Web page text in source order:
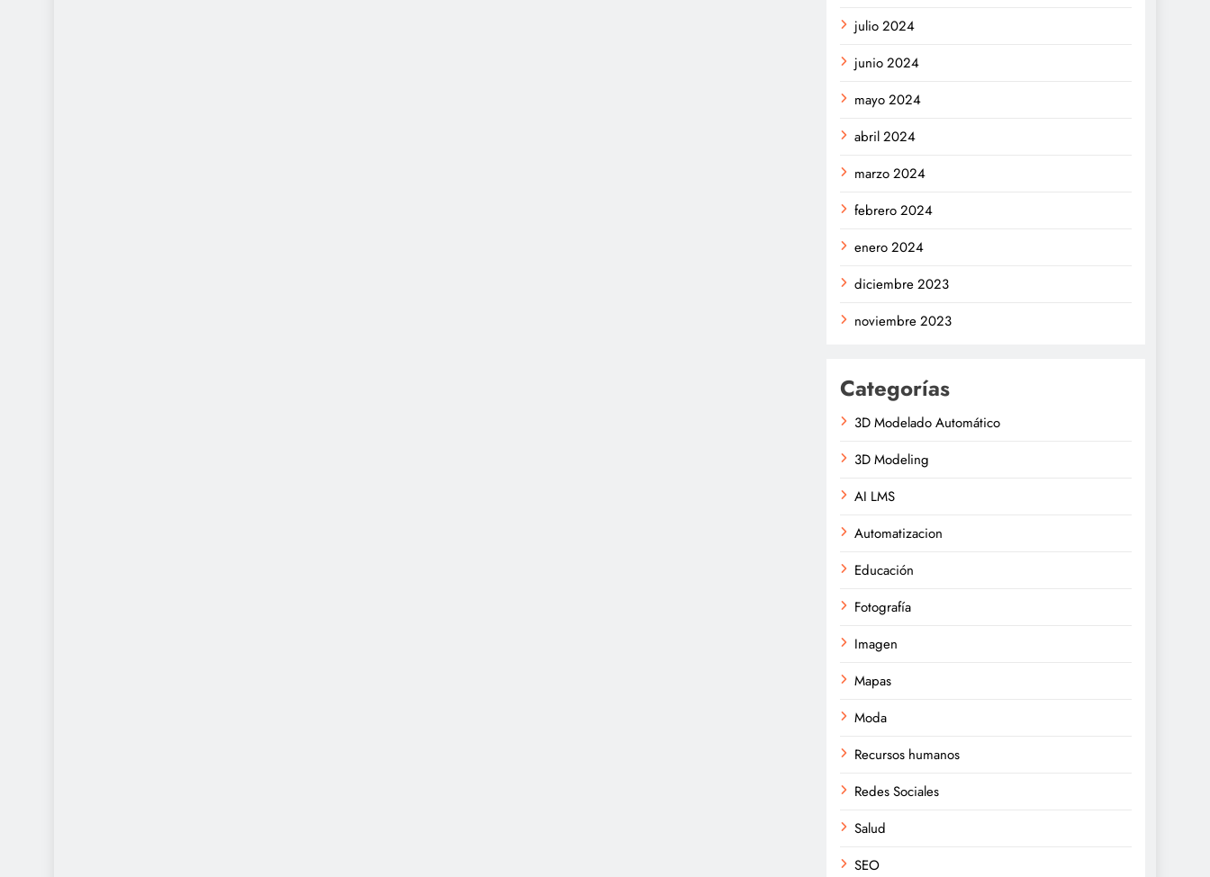
julio 2024
junio 2024
mayo 2024
abril 2024
marzo 2024
febrero 2024
enero 2024
diciembre 2023
noviembre 2023
Categorías
3D Modelado Automático
3D Modeling
AI LMS
Automatizacion
Educación
Fotografía
Imagen
Mapas
Moda
Recursos humanos
Redes Sociales
Salud
SEO